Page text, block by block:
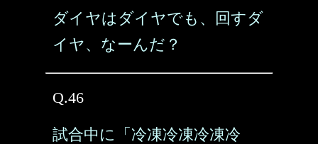
ダイヤはダイヤでも、回すダ
イヤ、なーんだ？
Q.46
試合中に「冷凍冷凍冷凍冷